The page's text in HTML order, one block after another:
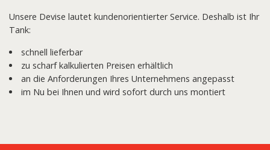
Unsere Devise lautet kundenorientierter Service. Deshalb ist Ihr
Tank:
schnell lieferbar
zu scharf kalkulierten Preisen erhältlich
an die Anforderungen Ihres Unternehmens angepasst
im Nu bei Ihnen und wird sofort durch uns montiert